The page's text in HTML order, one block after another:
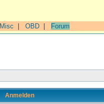
Misc OBD Forum
Anmelden